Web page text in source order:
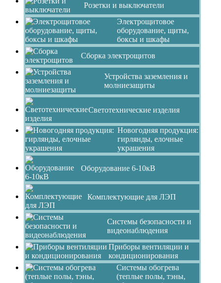
Розетки и выключатели
Электрощитовое
оборудование, щиты,
боксы и шкафы
Сборка электрощитов
Устройства заземления и
молниезащиты
Светотехнические изделия
Новогодняя продукция:
гирлянды, елочные
украшения
Оборудование 6-10кВ
Комплектующие для ЛЭП
Системы безопасности и
видеонаблюдения
Приборы вентиляции и
кондиционирования
Системы обогрева
(теплые полы, тэны,